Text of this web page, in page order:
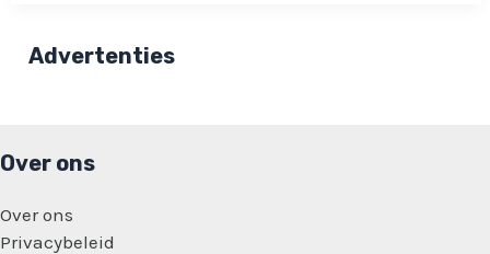
is
zelf
Advertenties
Over ons
Over ons
Privacybeleid